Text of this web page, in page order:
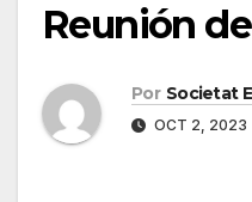
Reunión
Por Societat
OCT 2, 2023